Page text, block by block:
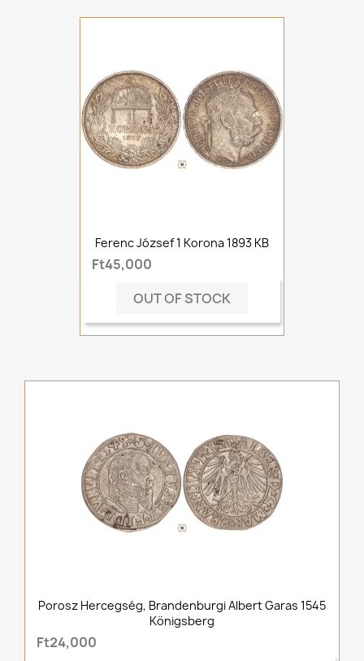
Ferenc József 1 Korona 1893 KB
Ft45,000
OUT OF STOCK
Porosz Hercegség, Brandenburgi Albert Garas 1545
Königsberg
Ft24,000